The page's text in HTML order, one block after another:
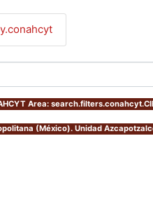
Area:
(México). Unidad